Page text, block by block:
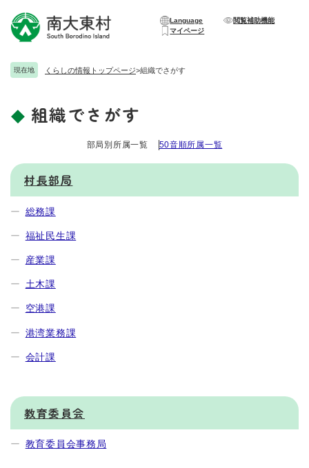
Language
閲覧補助機能
マイページ
現在地 くらしの情報トップページ>組織でさがす
本
文
組織でさがす
部局別所属一覧 50音順所属一覧
村長部局
総務課
福祉民生課
産業課
土木課
空港課
港湾業務課
会計課
教育委員会
教育委員会事務局